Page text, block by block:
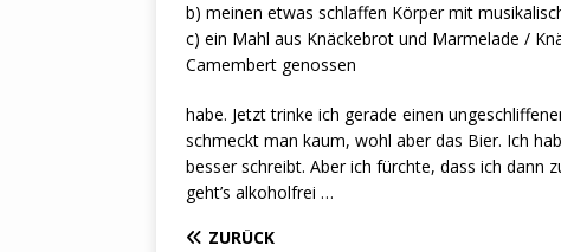
b) meinen etwas schlaffen Körper mit
c) ein Mahl aus Knäckebrot und Marmelade /
Camembert genossen
habe. Jetzt trinke ich gerade einen
schmeckt man kaum, wohl aber das Bier. Ich
besser schreibt. Aber ich fürchte, dass ich dann
geht’s alkoholfrei …
ZURÜCK